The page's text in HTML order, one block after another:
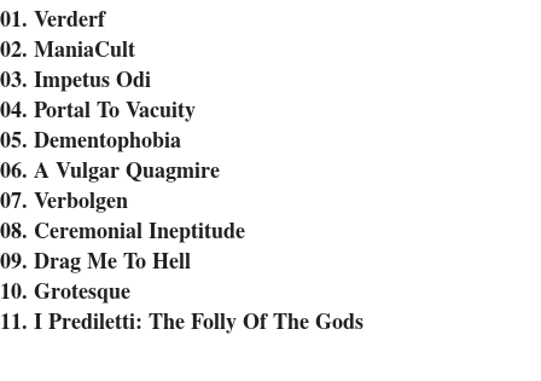
01. Verderf
02. ManiaCult
03. Impetus Odi
04. Portal To Vacuity
05. Dementophobia
06. A Vulgar Quagmire
07. Verbolgen
08. Ceremonial Ineptitude
09. Drag Me To Hell
10. Grotesque
11. I Prediletti: The Folly Of The Gods